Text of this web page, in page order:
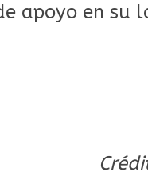
apoyo en su